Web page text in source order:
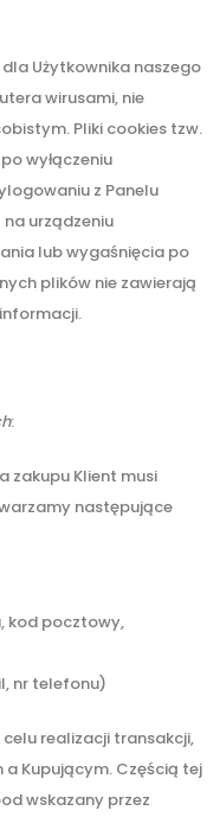
Użytkownika naszego
wirusami, nie
Pliki cookies tzw.
wyłączeniu
z Panelu
urządzeniu
lub wygaśnięcia po
plików nie zawierają
:
zakupu Klient musi
następujące
kod pocztowy,
nr telefonu)
celu realizacji transakcji,
Kupującym. Częścią tej
wskazany przez